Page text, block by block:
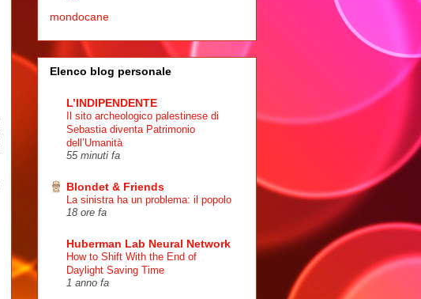
mondocane
Elenco blog personale
L’INDIPENDENTE
Il sito archeologico palestinese di
Sebastia diventa Patrimonio
dell’Umanità
55 minuti fa
Blondet & Friends
La sinistra ha un problema: il popolo
18 ore fa
Huberman Lab Neural Network
How to Shift With the End of
Daylight Saving Time
1 anno fa